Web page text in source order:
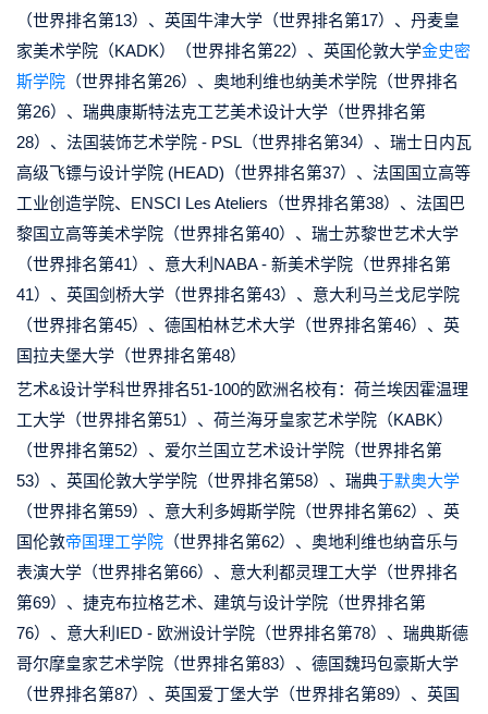
（世界排名第13）、英国牛津大学（世界排名第17）、丹麦皇
家美术学院（KADK）（世界排名第22）、英国伦敦大学金史密
斯学院 （世界排名第26）、奥地利维也纳美术学院（世界排名
第26）、瑞典康斯特法克工艺美术设计大学（世界排名第
28）、法国装饰艺术学院 - PSL（世界排名第34）、瑞士日内瓦
高级飞镖与设计学院 (HEAD)（世界排名第37）、法国国立高等
工业创造学院、ENSCI Les Ateliers（世界排名第38）、法国巴
黎国立高等美术学院（世界排名第40）、瑞士苏黎世艺术大学
（世界排名第41）、意大利NABA - 新美术学院（世界排名第
41）、英国剑桥大学（世界排名第43）、意大利马兰戈尼学院
（世界排名第45）、德国柏林艺术大学（世界排名第46）、英
国拉夫堡大学（世界排名第48）
艺术&设计学科世界排名51-100的欧洲名校有：荷兰埃因霍温理
工大学（世界排名第51）、荷兰海牙皇家艺术学院（KABK）
（世界排名第52）、爱尔兰国立艺术设计学院（世界排名第
53）、英国伦敦大学学院（世界排名第58）、瑞典于默奥大学
（世界排名第59）、意大利多姆斯学院（世界排名第62）、英
国伦敦帝国理工学院 （世界排名第62）、奥地利维也纳音乐与
表演大学（世界排名第66）、意大利都灵理工大学（世界排名
第69）、捷克布拉格艺术、建筑与设计学院（世界排名第
76）、意大利IED - 欧洲设计学院（世界排名第78）、瑞典斯德
哥尔摩皇家艺术学院（世界排名第83）、德国魏玛包豪斯大学
（世界排名第87）、英国爱丁堡大学（世界排名第89）、英国